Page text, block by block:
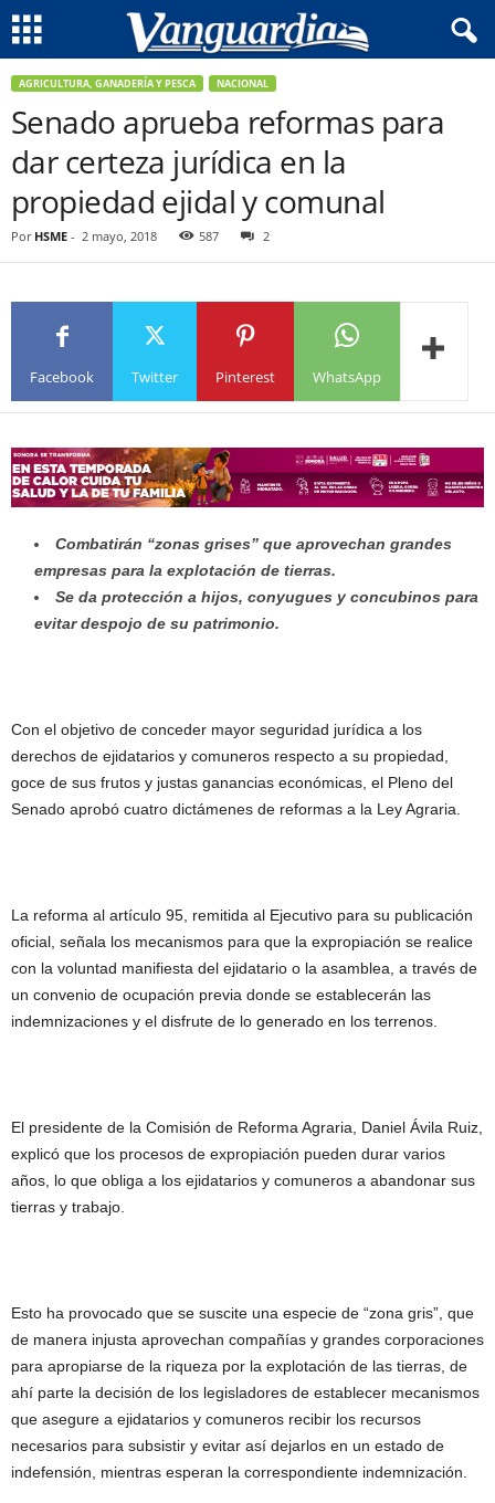
AGRICULTURA, GANADERÍA Y PESCA NACIONAL
Senado aprueba reformas para
dar certeza jurídica en la
propiedad ejidal y comunal
Por HSME - 2 mayo, 2018 587 2
Facebook Twitter Pinterest WhatsApp
Combatirán “zonas grises” que aprovechan grandes
empresas para la explotación de tierras.
Se da protección a hijos, conyugues y concubinos para
evitar despojo de su patrimonio.
Con el objetivo de conceder mayor seguridad jurídica a los
derechos de ejidatarios y comuneros respecto a su propiedad,
goce de sus frutos y justas ganancias económicas, el Pleno del
Senado aprobó cuatro dictámenes de reformas a la Ley Agraria.
La reforma al artículo 95, remitida al Ejecutivo para su publicación
oficial, señala los mecanismos para que la expropiación se realice
con la voluntad manifiesta del ejidatario o la asamblea, a través de
un convenio de ocupación previa donde se establecerán las
indemnizaciones y el disfrute de lo generado en los terrenos.
El presidente de la Comisión de Reforma Agraria, Daniel Ávila Ruiz,
explicó que los procesos de expropiación pueden durar varios
años, lo que obliga a los ejidatarios y comuneros a abandonar sus
tierras y trabajo.
Esto ha provocado que se suscite una especie de “zona gris”, que
de manera injusta aprovechan compañías y grandes corporaciones
para apropiarse de la riqueza por la explotación de las tierras, de
ahí parte la decisión de los legisladores de establecer mecanismos
que asegure a ejidatarios y comuneros recibir los recursos
necesarios para subsistir y evitar así dejarlos en un estado de
indefensión, mientras esperan la correspondiente indemnización.